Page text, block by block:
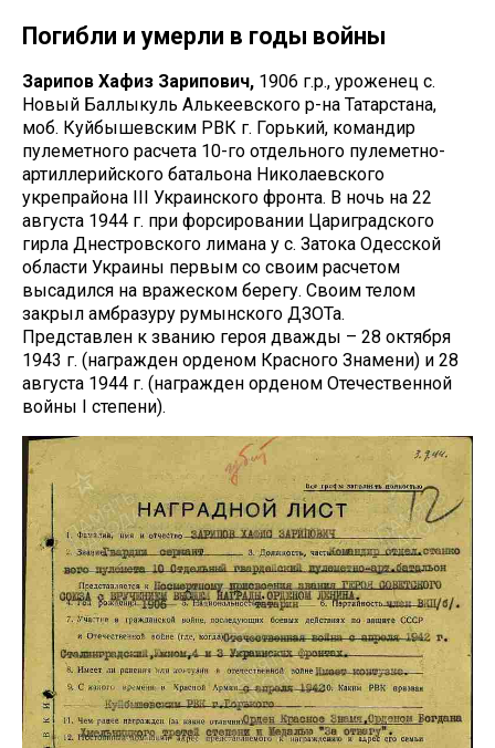
Погибли и умерли в годы войны
Зарипов Хафиз Зарипович, 1906 г.р., уроженец с.
Новый Баллыкуль Алькеевского р-на Татарстана,
моб. Куйбышевским РВК г. Горький, командир
пулеметного расчета 10-го отдельного пулеметно-
артиллерийского батальона Николаевского
укрепрайона III Украинского фронта. В ночь на 22
августа 1944 г. при форсировании Цариградского
гирла Днестровского лимана у с. Затока Одесской
области Украины первым со своим расчетом
высадился на вражеском берегу. Своим телом
закрыл амбразуру румынского ДЗОТа.
Представлен к званию героя дважды – 28 октября
1943 г. (награжден орденом Красного Знамени) и 28
августа 1944 г. (награжден орденом Отечественной
войны I степени).